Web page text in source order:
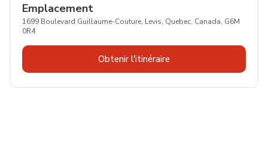
Emplacement
1699 Boulevard Guillaume-Couture, Levis, Quebec, Canada, G6M
0R4
Obtenir l'itinéraire